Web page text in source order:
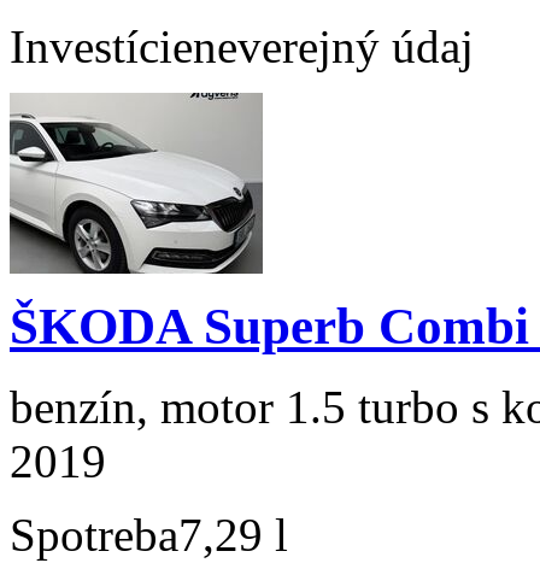
Investícieneverejný údaj
ŠKODA Superb
benzín, motor 1.5 turbo s
2019
Spotreba7,29 l